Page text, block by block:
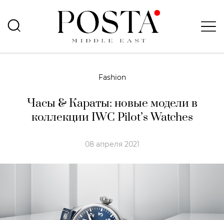
Fashion
Часы & Караты: новые модели в
коллекции IWC Pilot’s Watches
08 апреля 2021